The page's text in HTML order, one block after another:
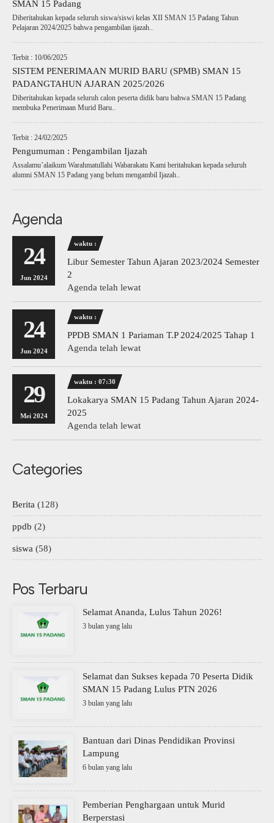
SMAN 15 Padang
Diberitahukan kepada seluruh siswa/siswi kelas XII SMAN 15 Padang Tahun
Pelajaran 2024/2025 bahwa pengambilan ijazah..
Terbit : 10/06/2025
SISTEM PENERIMAAN MURID BARU (SPMB) SMAN 15
PADANGTAHUN AJARAN 2025/2026
Diberitahukan kepada seluruh calon peserta didik baru bahwa SMAN 15 Padang
membuka Penerimaan Murid Baru..
Terbit : 24/02/2025
Pengumuman : Pengambilan Ijazah
Assalamu’alaikum Warahmatullahi Wabarakatu Kami beritahukan kepada seluruh
alumni SMAN 15 Padang yang belum mengambil Ijazah..
Agenda
24
Jun 2024
waktu :
Libur Semester Tahun Ajaran 2023/2024 Semester
2
Agenda telah lewat
24
Jun 2024
waktu :
PPDB SMAN 1 Pariaman T.P 2024/2025 Tahap 1
Agenda telah lewat
29
Mei 2024
waktu : 07:30
Lokakarya SMAN 15 Padang Tahun Ajaran 2024-
2025
Agenda telah lewat
Categories
Berita (128)
ppdb (2)
siswa (58)
Pos Terbaru
Selamat Ananda, Lulus Tahun 2026!
3 bulan yang lalu
Selamat dan Sukses kepada 70 Peserta Didik
SMAN 15 Padang Lulus PTN 2026
3 bulan yang lalu
Bantuan dari Dinas Pendidikan Provinsi
Lampung
6 bulan yang lalu
Pemberian Penghargaan untuk Murid
Berperstasi